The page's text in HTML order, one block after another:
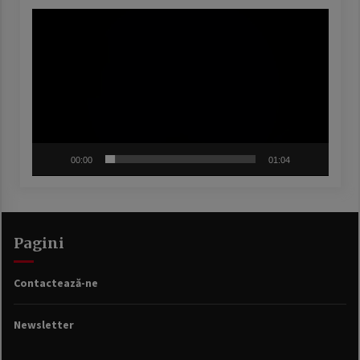
00:00 01:04
Pagini
Contactează-ne
Newsletter